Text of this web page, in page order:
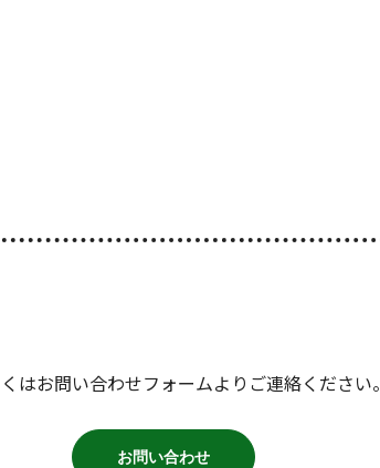
お問い合わせフォームよりご連絡ください。
お問い合わせ